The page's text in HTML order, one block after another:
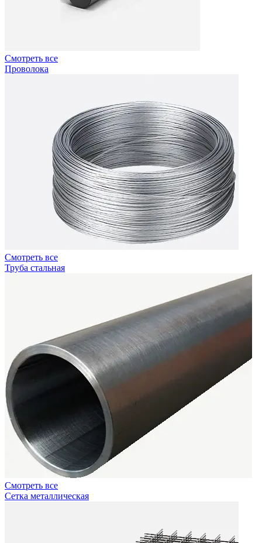
Смотреть все
Проволока
Смотреть все
Труба стальная
Смотреть все
Сетка металлическая